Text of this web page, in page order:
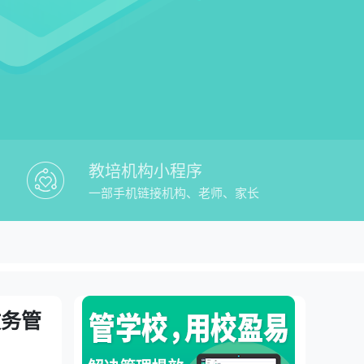
教培机构小程序
一部手机链接机构、老师、家长
管